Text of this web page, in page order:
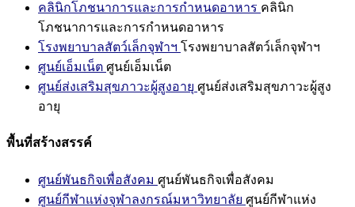
คลินิกโภชนาการและการกำหนดอาหาร คลินิก
โภชนาการและการกำหนดอาหาร
โรงพยาบาลสัตว์เล็กจุฬาฯ โรงพยาบาลสัตว์เล็กจุฬาฯ
ศูนย์เอ็มเน็ต ศูนย์เอ็มเน็ต
ศูนย์ส่งเสริมสุขภาวะผู้สูงอายุ ศูนย์ส่งเสริมสุขภาวะผู้สูง
อายุ
พื้นที่สร้างสรรค์
ศูนย์พันธกิจเพื่อสังคม ศูนย์พันธกิจเพื่อสังคม
ศูนย์กีฬาแห่งจุฬาลงกรณ์มหาวิทยาลัย ศูนย์กีฬาแห่ง